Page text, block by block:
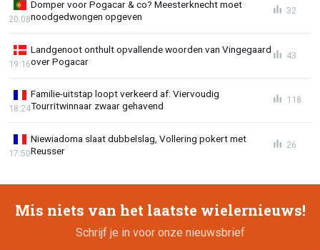
Domper voor Pogacar & co? Meesterknecht moet
noodgedwongen opgeven
20:08
32
Landgenoot onthult opvallende woorden van Vingegaard
over Pogacar
19:16
43
Familie-uitstap loopt verkeerd af: Viervoudig
Tourritwinnaar zwaar gehavend
18:24
118
Niewiadoma slaat dubbelslag, Vollering pokert met
Reusser
17:50
26
Mis niets van het laatste wielernieuws!
Schrijf je in voor onze nieuwsbrief